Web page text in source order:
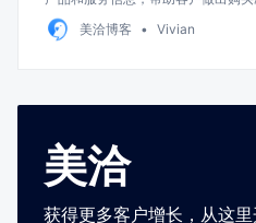
美洽博客
Vivian
美洽
获得更多客户增长，从这